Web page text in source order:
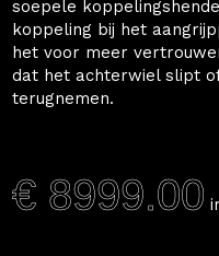
soepele
koppeling bij het
het voor meer
dat het achterwiel slipt
terugnemen.
€ 8999.00